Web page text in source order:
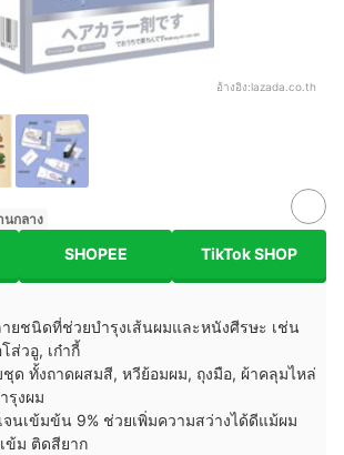
อ้างอิง:lazada.co.th
นกลาง
SHOPEE TikTok SHOP
ยชนิดที่ช่วยบำรุงเส้นผมและหนังศีรษะ เช่น
ส่วอู, เก๋ากี้
ด ทั้งถาดผสมสี, หวีย้อมผม, ถุงมือ​, ผ้าคลุมไหล่
รุงผม
จนเข้มข้น 9% ช่วยเพิ่มความสว่างได้ดีแม้ผม
ข้ม ติดสียาก